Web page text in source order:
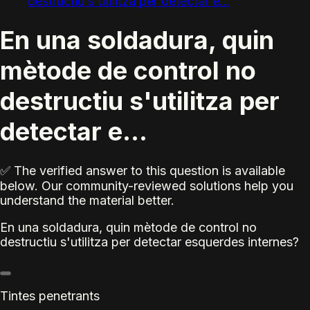
En una soldadura, quin
mètode de control no
destructiu s'utilitza per
detectar e...
✅ The verified answer to this question is available
below. Our community-reviewed solutions help you
understand the material better.
En una soldadura, quin mètode de control no
destructiu s'utilitza per detectar esquerdes internes?
Tintes penetrants